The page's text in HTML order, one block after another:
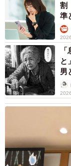
割
準
と
男
か